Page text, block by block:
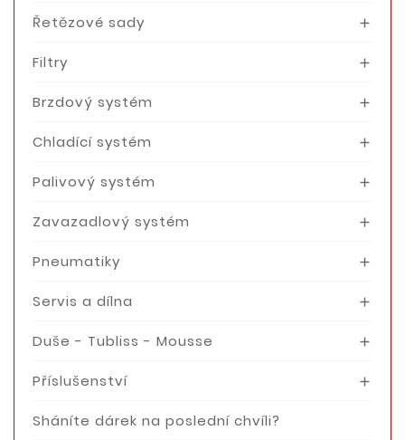
Řetězové sady 
Filtry 
Brzdový systém 
Chladící systém 
Palivový systém 
Zavazadlový systém 
Pneumatiky 
Servis a dílna 
Duše - Tubliss - Mousse 
Příslušenství 
Sháníte dárek na poslední chvíli?